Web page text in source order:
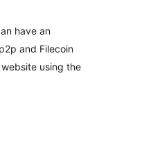
have an
and Filecoin
using the